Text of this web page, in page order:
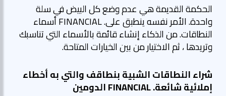
الحكمة القديمة هي عدم وضع كل البيض في سلة
واحدة. الأمر نفسه ينطبق على. FINANCIAL أسماء
النطاقات. من الذكاء إنشاء قائمة بالأسماء التي تناسبك
وتريدها ، ثم الاختيار من بين الخيارات المتاحة.
شراء النطاقات الشبية بنطاقف والتي به أخطاء
إملائية شائعة. FINANCIAL الدومين